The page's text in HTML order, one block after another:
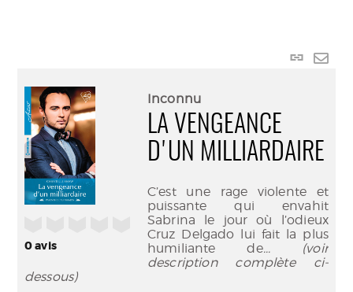
Lien
0avis
Inconnu
LA VENGEANCE
D'UN MILLIARDAIRE
C’est une rage violente et
puissante qui envahit
Sabrina le jour où l’odieux
Cruz Delgado lui fait la plus
humiliante de... (voir
description complète ci-
dessous)